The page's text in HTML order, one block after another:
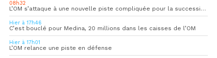
08h32
L’OM s’attaque à une nouvelle piste compliquée pour la succession de Rulli
Hier à 17h46
C’est bouclé pour Medina, 20 millions dans les caisses de l’OM
Hier à 17h01
L’OM relance une piste en défense